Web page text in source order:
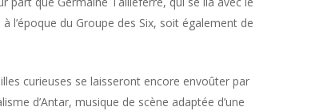
à l’époque du Groupe des Six, soit également de
curieuses se laisseront encore envoûter par
d’Antar, musique de scène adaptée d’une